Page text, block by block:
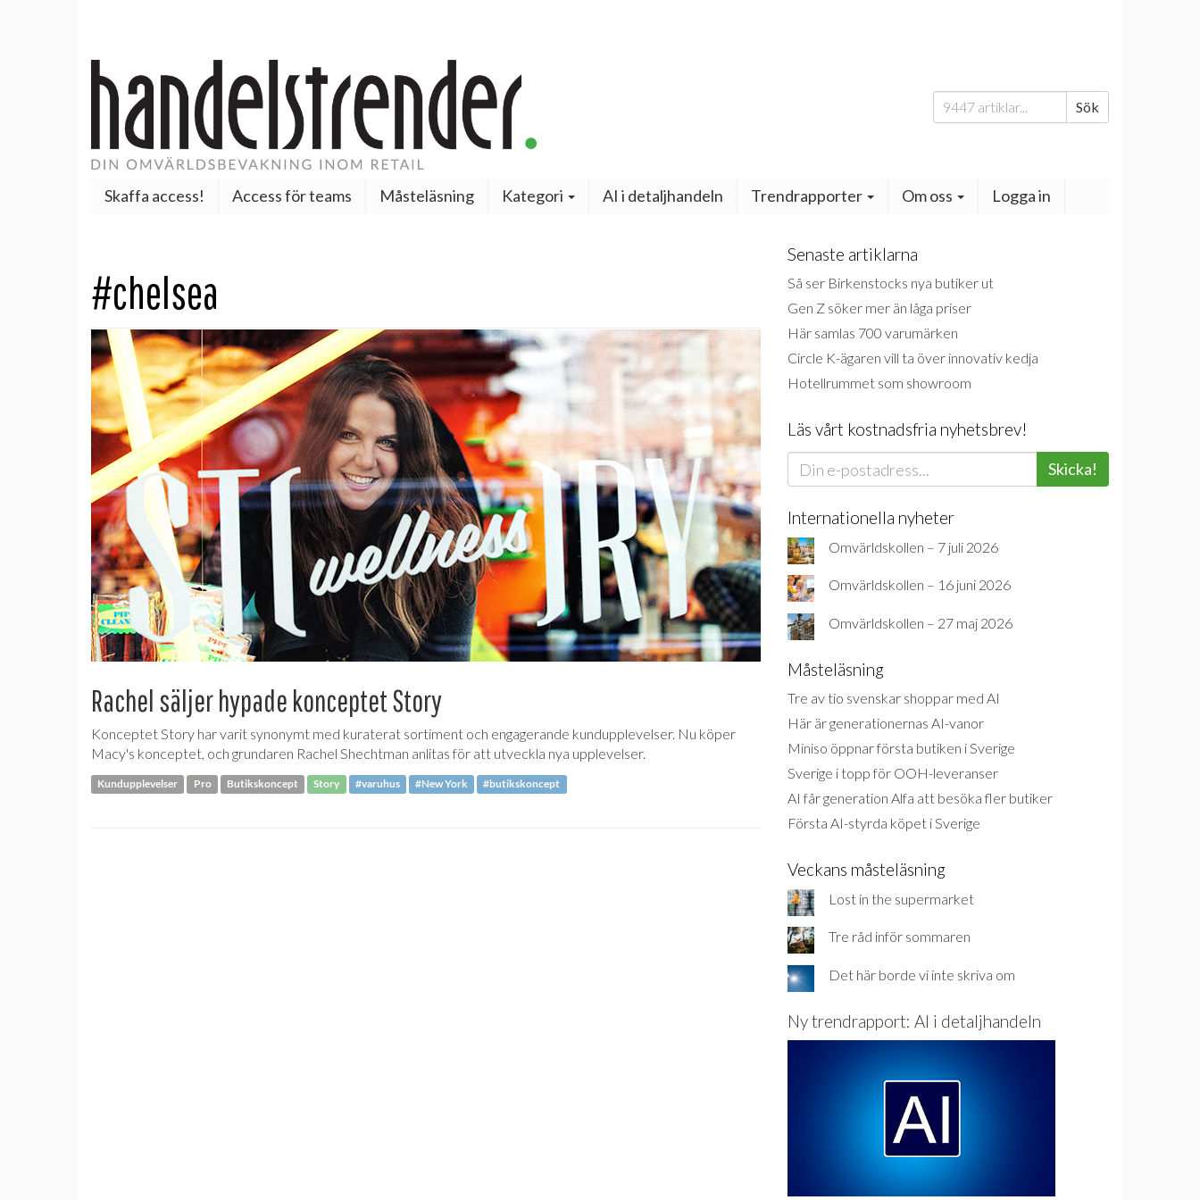
Sök
efter:
Sök
Skaffa access! Access för teams Måsteläsning Kategori AI i detaljhandeln Trendrapporter Om oss Logga in
#chelsea
Rachel säljer hypade konceptet Story
Konceptet Story har varit synonymt med kuraterat sortiment och engagerande kundupplevelser. Nu köper
Macy's konceptet, och grundaren Rachel Shechtman anlitas för att utveckla nya upplevelser.
Kundupplevelser Pro Butikskoncept Story #varuhus #New York #butikskoncept
Senaste artiklarna
Så ser Birkenstocks nya butiker ut
Gen Z söker mer än låga priser
Här samlas 700 varumärken
Circle K-ägaren vill ta över innovativ kedja
Hotellrummet som showroom
Läs vårt kostnadsfria nyhetsbrev!
Skicka!
Internationella nyheter
Omvärldskollen – 7 juli 2026
Omvärldskollen – 16 juni 2026
Omvärldskollen – 27 maj 2026
Måsteläsning
Tre av tio svenskar shoppar med AI
Här är generationernas AI-vanor
Miniso öppnar första butiken i Sverige
Sverige i topp för OOH-leveranser
AI får generation Alfa att besöka fler butiker
Första AI-styrda köpet i Sverige
Veckans måsteläsning
Lost in the supermarket
Tre råd inför sommaren
Det här borde vi inte skriva om
Ny trendrapport: AI i detaljhandeln